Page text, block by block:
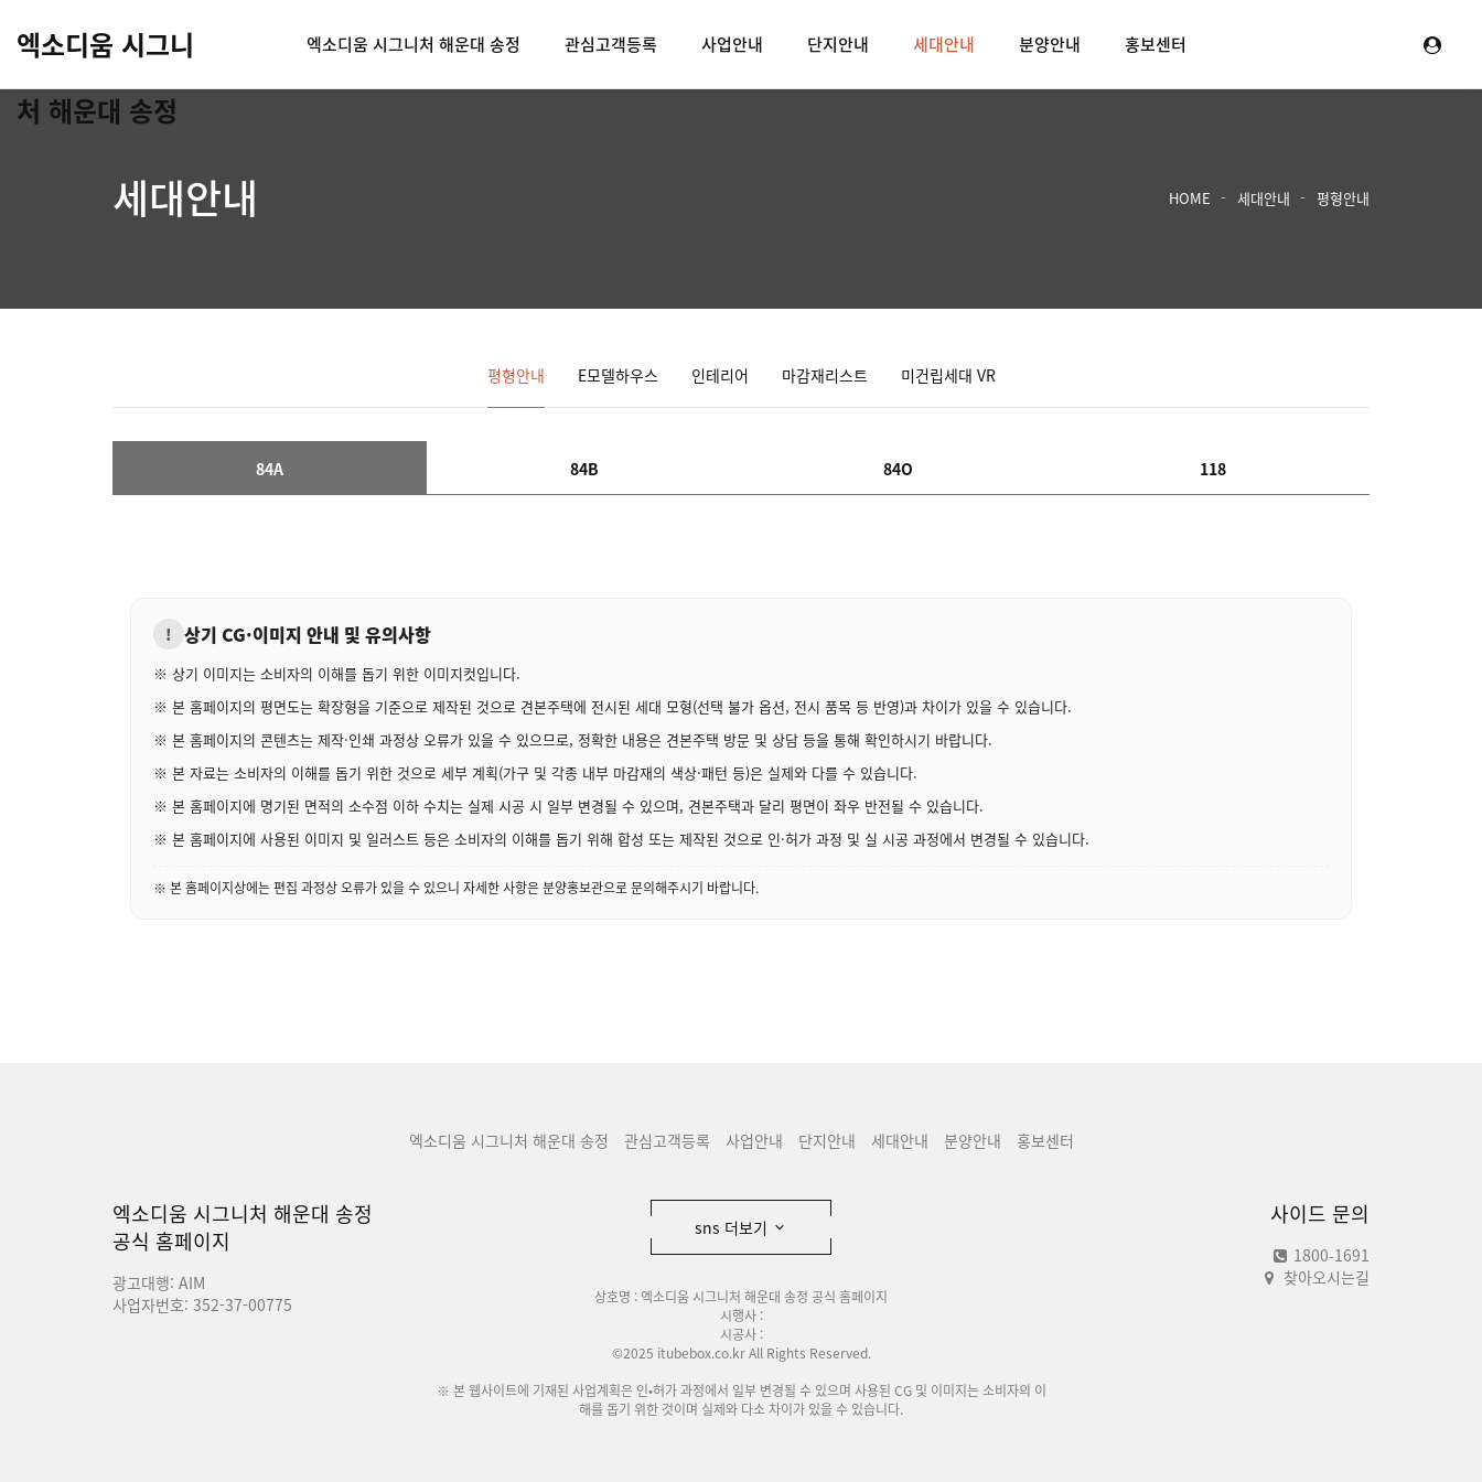
엑소디움 시그니
처 해운대 송정
엑소디움 시그니처 해운대 송정 관심고객등록 사업안내 단지안내 세대안내 분양안내 홍보센터
세대안내 HOME 세대안내 평형안내
평형안내 E모델하우스 인테리어 마감재리스트 미건립세대 VR
84A 84B 84O 118
! 상기 CG·이미지 안내 및 유의사항
※ 상기 이미지는 소비자의 이해를 돕기 위한 이미지컷입니다.
※ 본 홈페이지의 평면도는 확장형을 기준으로 제작된 것으로 견본주택에 전시된 세대 모형(선택 불가 옵션, 전시 품목 등 반영)과 차이가 있을 수 있습니다.
※ 본 홈페이지의 콘텐츠는 제작·인쇄 과정상 오류가 있을 수 있으므로, 정확한 내용은 견본주택 방문 및 상담 등을 통해 확인하시기 바랍니다.
※ 본 자료는 소비자의 이해를 돕기 위한 것으로 세부 계획(가구 및 각종 내부 마감재의 색상·패턴 등)은 실제와 다를 수 있습니다.
※ 본 홈페이지에 명기된 면적의 소수점 이하 수치는 실제 시공 시 일부 변경될 수 있으며, 견본주택과 달리 평면이 좌우 반전될 수 있습니다.
※ 본 홈페이지에 사용된 이미지 및 일러스트 등은 소비자의 이해를 돕기 위해 합성 또는 제작된 것으로 인·허가 과정 및 실 시공 과정에서 변경될 수 있습니다.
※ 본 홈페이지상에는 편집 과정상 오류가 있을 수 있으니 자세한 사항은 분양홍보관으로 문의해주시기 바랍니다.
엑소디움 시그니처 해운대 송정 관심고객등록 사업안내 단지안내 세대안내 분양안내 홍보센터
엑소디움 시그니처 해운대 송정
공식 홈페이지
광고대행: AIM
사업자번호: 352-37-00775
사이드 문의
1800-1691
찾아오시는길
sns 더보기
상호명 : 엑소디움 시그니처 해운대 송정 공식 홈페이지
시행사 :
시공사 :
©2025 itubebox.co.kr All Rights Reserved.
※ 본 웹사이트에 기재된 사업계획은 인•허가 과정에서 일부 변경될 수 있으며 사용된 CG 및 이미지는 소비자의 이
해를 돕기 위한 것이며 실제와 다소 차이가 있을 수 있습니다.